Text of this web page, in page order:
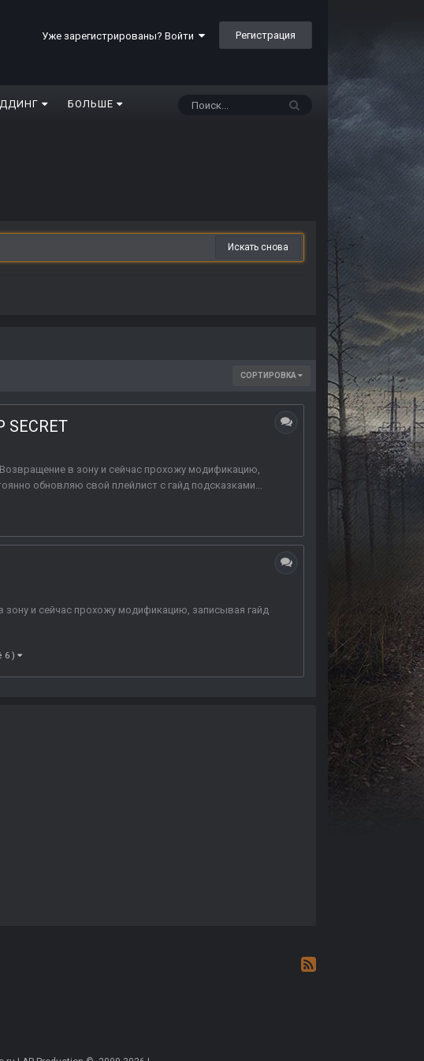
Уже зарегистрированы? Войти Регистрация
БОЛЬШЕ
Искать снова
СОРТИРОВКА
в зону и сейчас прохожу модификацию,
обновляю свой плейлист с гайд подсказками...
зону и сейчас прохожу модификацию, записывая гайд
6 )